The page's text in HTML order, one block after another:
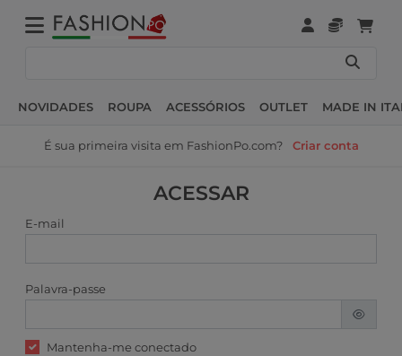
NOVIDADES ROUPA ACESSÓRIOS OUTLET MADE IN
É sua primeira visita em FashionPo.com? Criar conta
ACESSAR
E-mail
Palavra-passe
Mantenha-me conectado